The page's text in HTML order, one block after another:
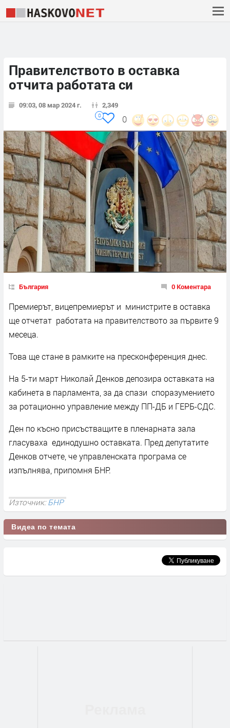
Правителството в оставка
отчита работата си
09:03, 08 мар 2024 г. 2,349
0
0
България 0 Коментара
Премиерът, вицепремиерът и министрите в оставка
ще отчетат работата на правителството за първите 9
месеца.
Това ще стане в рамките на пресконференция днес.
На 5-ти март Николай Денков депозира оставката на
кабинета в парламента, за да спази споразумението
за ротационно управление между ПП-ДБ и ГЕРБ-СДС.
Ден по късно присъстващите в пленарната зала
гласуваха единодушно оставката. Пред депутатите
Денков отчете, че управленската програма се
изпълнява, припомня БНР.
Източник:БНР
Видеа по темата